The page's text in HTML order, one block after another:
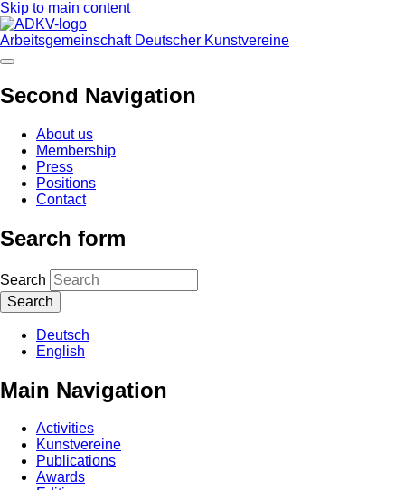
Skip to main content
Arbeitsgemeinschaft Deutscher Kunstvereine
Second Navigation
About us
Membership
Press
Positions
Contact
Search form
Search
Deutsch
English
Main Navigation
Activities
Kunstvereine
Publications
Awards